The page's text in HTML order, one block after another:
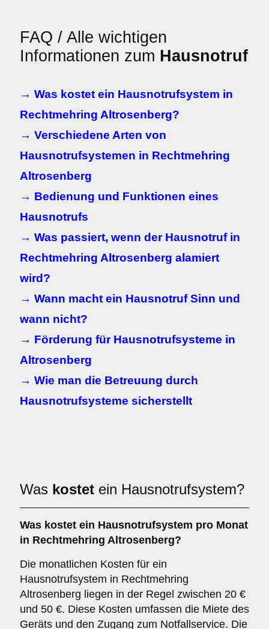
FAQ / Alle wichtigen
Informationen zum Hausnotruf
→ Was kostet ein Hausnotrufsystem in
Rechtmehring Altrosenberg?
→ Verschiedene Arten von
Hausnotrufsystemen in Rechtmehring
Altrosenberg
→ Bedienung und Funktionen eines
Hausnotrufs
→ Was passiert, wenn der Hausnotruf in
Rechtmehring Altrosenberg alamiert
wird?
→ Wann macht ein Hausnotruf Sinn und
wann nicht?
→ Förderung für Hausnotrufsysteme in
Altrosenberg
→ Wie man die Betreuung durch
Hausnotrufsysteme sicherstellt
Was kostet ein Hausnotrufsystem?
Was kostet ein Hausnotrufsystem pro Monat
in Rechtmehring Altrosenberg?
Die monatlichen Kosten für ein
Hausnotrufsystem in Rechtmehring
Altrosenberg liegen in der Regel zwischen 20 €
und 50 €. Diese Kosten umfassen die Miete des
Geräts und den Zugang zum Notfallservice. Die